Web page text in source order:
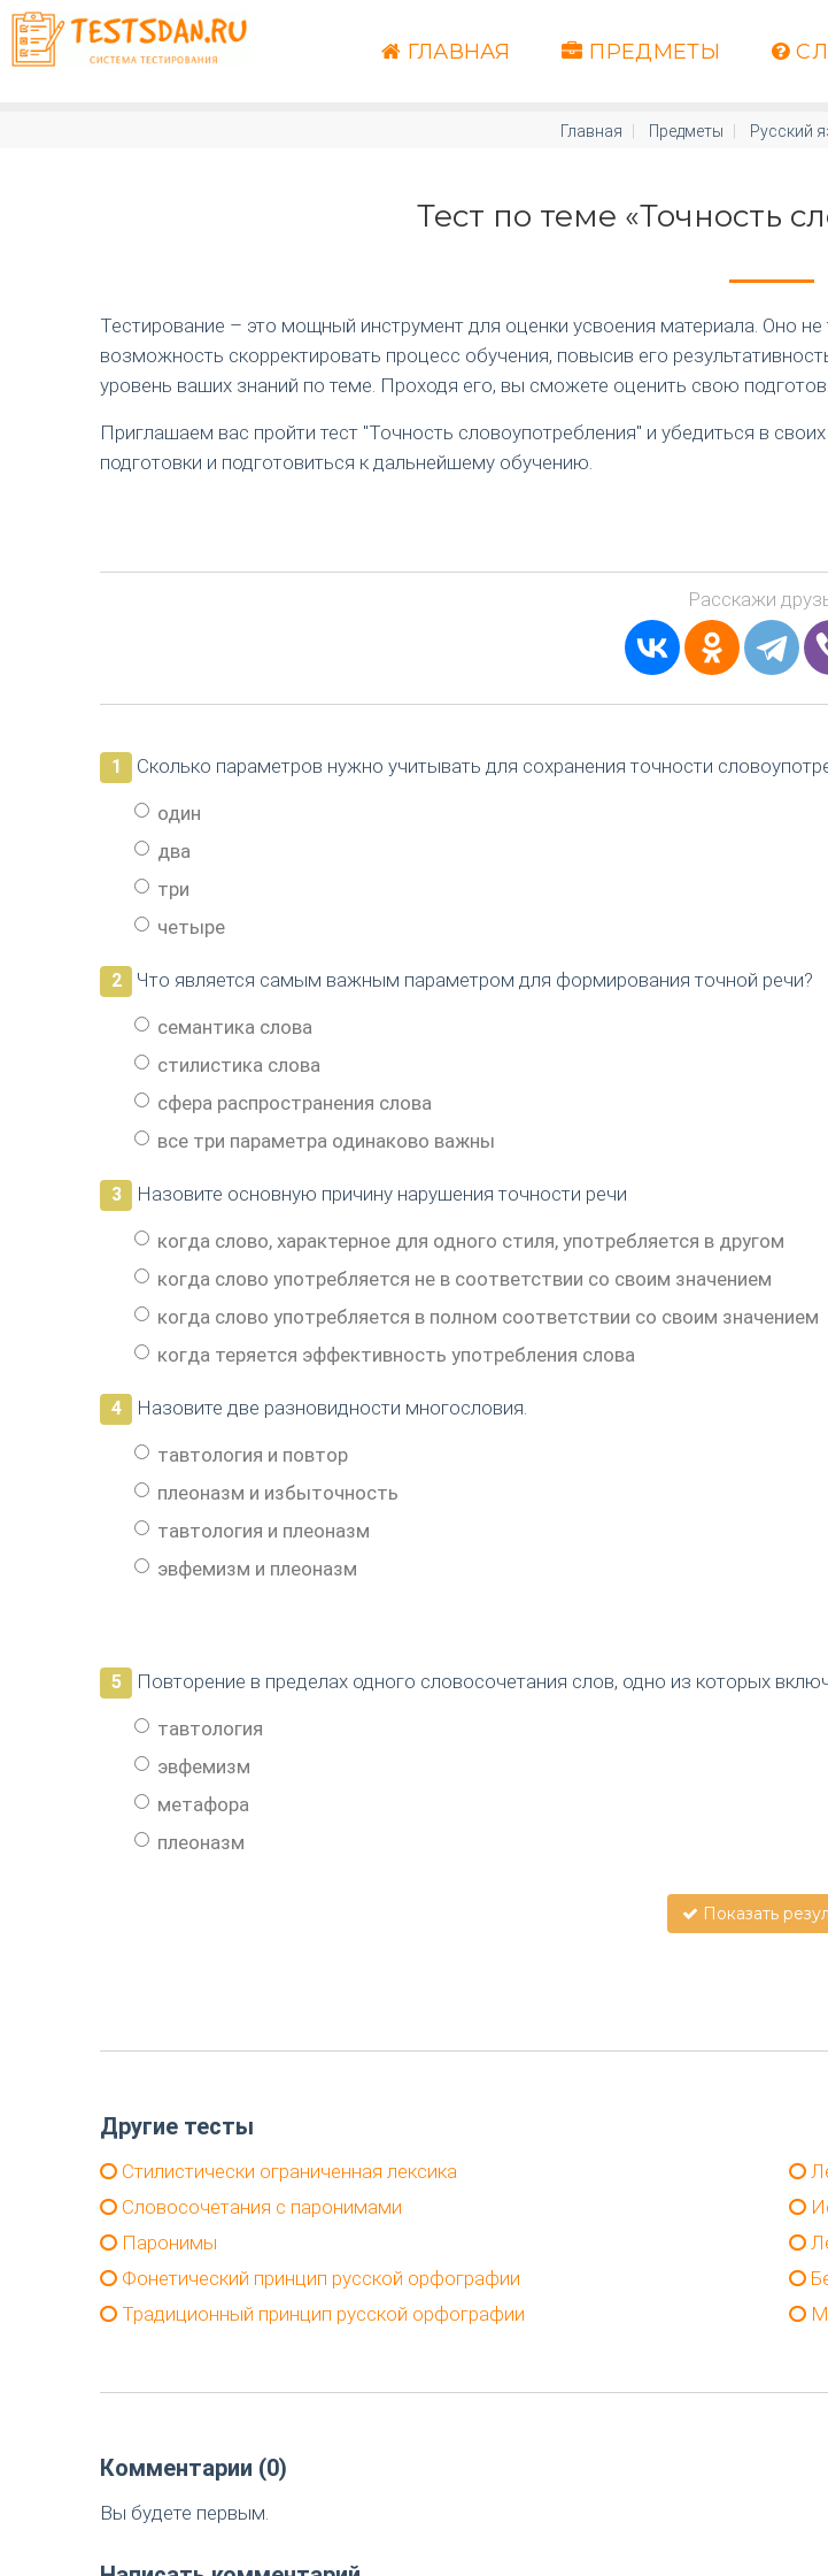
ГЛАВНАЯ ПРЕДМЕТЫ
Главная Предметы Русский
Тест по теме «Точность
Тестирование – это мощный инструмент для оценки усвоения материала. Оно
возможность скорректировать процесс обучения, повысив его
уровень ваших знаний по теме. Проходя его, вы сможете оценить свою
Приглашаем вас пройти тест "Точность словоупотребления" и убедиться в
подготовки и подготовиться к дальнейшему обучению.
Расскажи
1 Сколько параметров нужно учитывать для сохранения точности
один
два
три
четыре
2 Что является самым важным параметром для формирования точной речи?
семантика слова
стилистика слова
сфера распространения слова
все три параметра одинаково важны
3 Назовите основную причину нарушения точности речи
когда слово, характерное для одного стиля, употребляется в другом
когда слово употребляется не в соответствии со своим значением
когда слово употребляется в полном соответствии со своим значением
когда теряется эффективность употребления слова
4 Назовите две разновидности многословия.
тавтология и повтор
плеоназм и избыточность
тавтология и плеоназм
эвфемизм и плеоназм
5 Повторение в пределах одного словосочетания слов, одно из которых
тавтология
эвфемизм
метафора
плеоназм
Показать
Другие тесты
Стилистически ограниченная лексика
Словосочетания с паронимами
Паронимы
Фонетический принцип русской орфографии
Традиционный принцип русской орфографии
Комментарии (0)
Вы будете первым.